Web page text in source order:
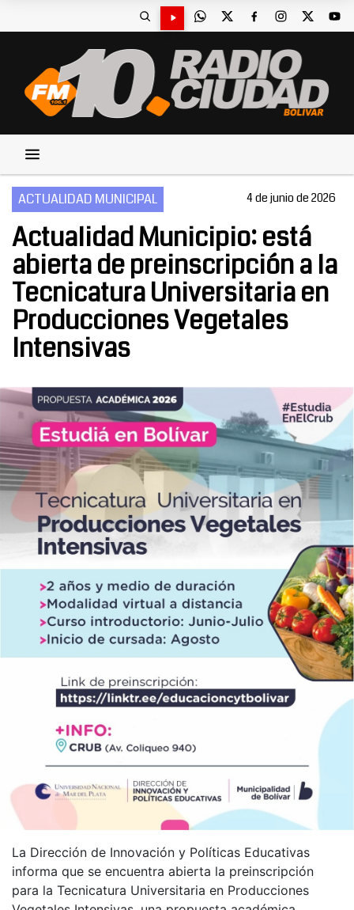
ACTUALIDAD MUNICIPAL 4 de junio de 2026
Actualidad Municipio: está
abierta de preinscripción a la
Tecnicatura Universitaria en
Producciones Vegetales
Intensivas
La Dirección de Innovación y Políticas Educativas
informa que se encuentra abierta la preinscripción
para la Tecnicatura Universitaria en Producciones